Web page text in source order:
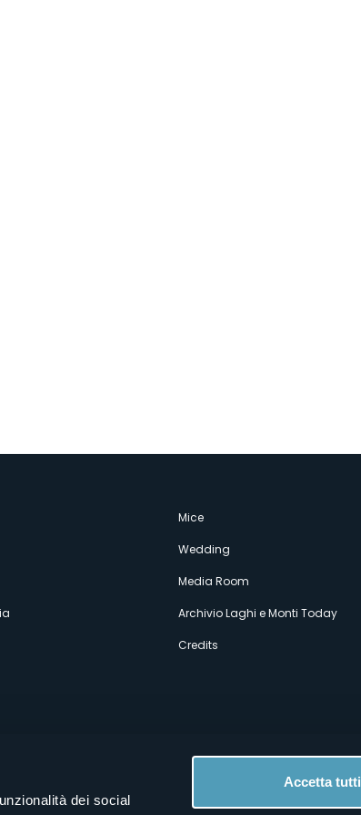
dei social
Accetta tutti
Mice
Wedding
Media Room
Archivio Laghi e Monti Today
Credits